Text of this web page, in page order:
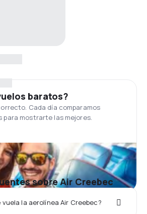
baratos?
Cada día comparamos
mostrarte las mejores.
sobre Air Creebec
la aerolínea Air Creebec?